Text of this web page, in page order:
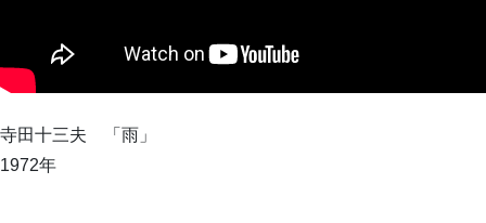
寺田十三夫 「雨」
1972年